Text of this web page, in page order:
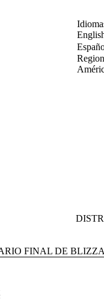
FINAL DE